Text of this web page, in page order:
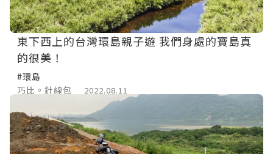
東下西上的台灣環島親子遊 我們身處的寶島真
的很美！
#環島
巧比。針線包
2022.08.11